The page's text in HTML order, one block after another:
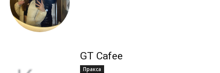
GT Cafee
Пракса